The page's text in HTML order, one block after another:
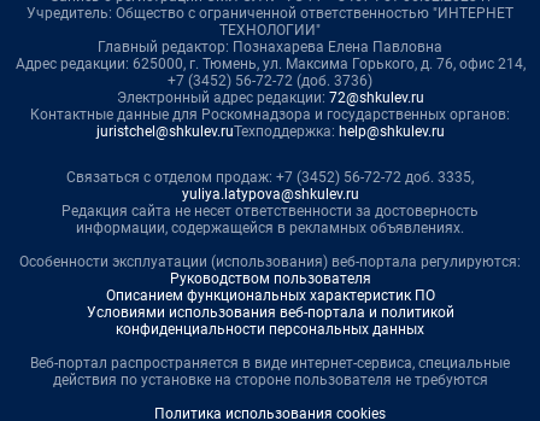
Учредитель: Общество с ограниченной ответственностью "ИНТЕРНЕТ
ТЕХНОЛОГИИ"
Главный редактор: Познахарева Елена Павловна
Адрес редакции: 625000, г. Тюмень, ул. Максима Горького, д. 76, офис 214,
+7 (3452) 56-72-72 (доб. 3736)
Электронный адрес редакции: 72@shkulev.ru
Контактные данные для Роскомнадзора и государственных органов:
juristchel@shkulev.ruТехподдержка: help@shkulev.ru
Связаться с отделом продаж: +7 (3452) 56-72-72 доб. 3335,
yuliya.latypova@shkulev.ru
Редакция сайта не несет ответственности за достоверность
информации, содержащейся в рекламных объявлениях.
Особенности эксплуатации (использования) веб-портала регулируются:
Руководством пользователя
Описанием функциональных характеристик ПО
Условиями использования веб-портала и политикой
конфиденциальности персональных данных
Веб-портал распространяется в виде интернет-сервиса, специальные
действия по установке на стороне пользователя не требуются
Политика использования cookies